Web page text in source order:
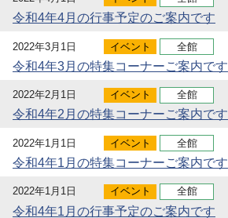
令和4年4月の行事予定のご案内です
2022年3月1日 イベント 全館
令和4年3月の特集コーナーご案内です
2022年2月1日 イベント 全館
令和4年2月の特集コーナーご案内です
2022年1月1日 イベント 全館
令和4年1月の特集コーナーご案内です
2022年1月1日 イベント 全館
令和4年1月の行事予定のご案内です